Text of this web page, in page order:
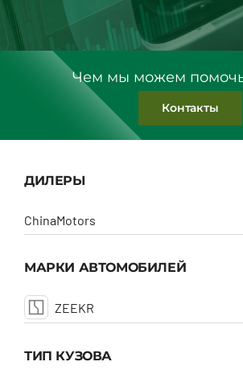
Чем мы можем
Контакты
ДИЛЕРЫ
ChinaMotors
МАРКИ АВТОМОБИЛЕЙ
ZEEKR
ТИП КУЗОВА